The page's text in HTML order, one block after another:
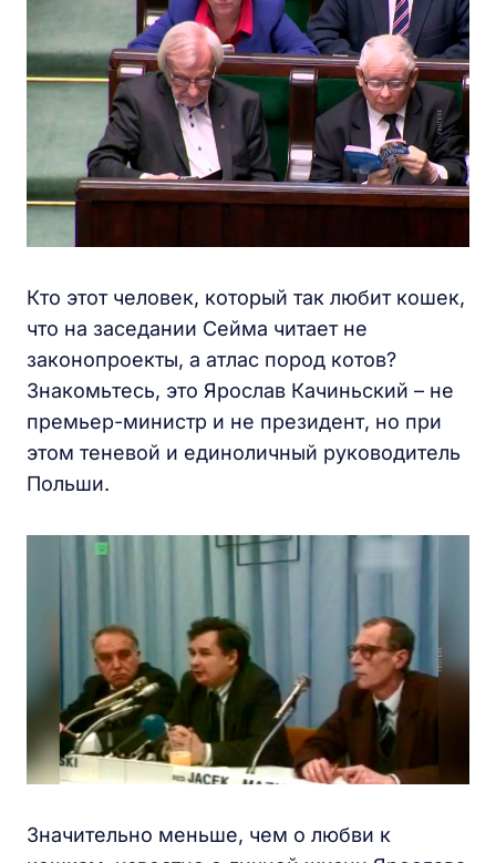
Кто этот человек, который так любит кошек,
что на заседании Сейма читает не
законопроекты, а атлас пород котов?
Знакомьтесь, это Ярослав Качиньский – не
премьер-министр и не президент, но при
этом теневой и единоличный руководитель
Польши.
Значительно меньше, чем о любви к